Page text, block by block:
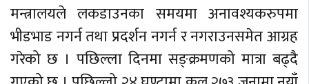
मन्त्रालयले लकडाउनका समयमा अनावश्यकरुपमा
भीडभाड नगर्न तथा प्रदर्शन नगर्न र नगराउनसमेत आग्रह
गरेको छ । पछिल्ला दिनमा सङ्क्रमणको मात्रा बढ्दै